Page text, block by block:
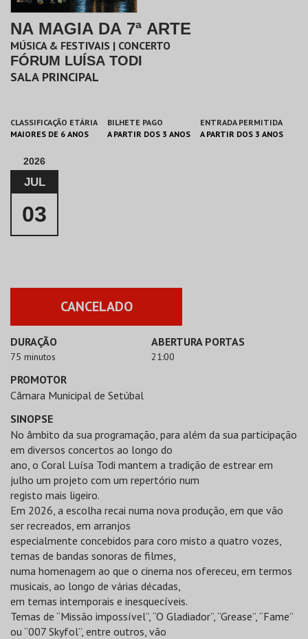
NA MAGIA DA 7ª ARTE
MÚSICA & FESTIVAIS | CONCERTO
FÓRUM LUÍSA TODI
SALA PRINCIPAL
CLASSIFICAÇÃO ETÁRIA
MAIORES DE 6 ANOS
BILHETE PAGO
A PARTIR DOS 3 ANOS
ENTRADA PERMITIDA
A PARTIR DOS 3 ANOS
2026
JUL
03
CANCELADO
DURAÇÃO
75 minutos
ABERTURA PORTAS
21:00
PROMOTOR
Câmara Municipal de Setúbal
SINOPSE
No âmbito da sua programação, para além da sua participação
em diversos concertos ao longo do
ano, o Coral Luísa Todi mantem a tradição de estrear em
julho um projeto com um repertório num
registo mais ligeiro.
Em 2026, a escolha recai numa nova produção, em que vão
ser recreados, em arranjos
especialmente concebidos para coro misto a quatro vozes,
temas de bandas sonoras de filmes,
numa homenagem ao que o cinema nos ofereceu, em termos
musicais, ao longo de várias décadas,
em temas intemporais e inesquecíveis.
Temas de “Missão impossível”, “O Gladiador”, “Grease”, “Fame”
ou “007 Skyfol”, entre outros, vão